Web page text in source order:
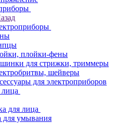
плойки-фены
для стрижки, триммеры
шейверы
для электроприборов
для лица
для умывания